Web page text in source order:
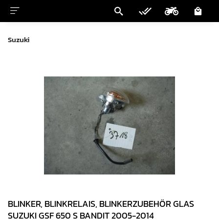
Suzuki
BLINKER, BLINKRELAIS, BLINKERZUBEHÖR GLAS
SUZUKI GSF 650 S BANDIT 2005-2014